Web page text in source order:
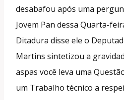
desabafou após uma
Jovem Pan dessa Quarta-
Ditadura disse ele o
Martins sintetizou a
aspas você leva uma
um Trabalho técnico a